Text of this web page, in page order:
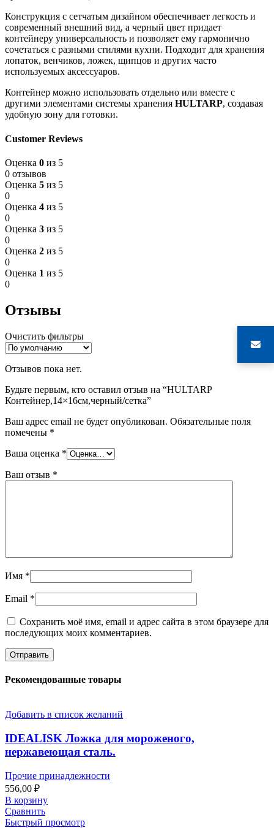
Конструкция с сетчатым дизайном обеспечивает легкость и
современный внешний вид, а черный цвет придает
контейнеру универсальность и позволяет ему гармонично
сочетаться с разными стилями кухни. Подходит для хранения
лопаток, венчиков, ложек, щипцов и других часто
используемых аксессуаров.
Контейнер можно использовать отдельно или вместе с
другими элементами системы хранения HULTARP, создавая
удобную зону для готовки.
Customer Reviews
Оценка 0 из 5
0 отзывов
Оценка 5 из 5
0
Оценка 4 из 5
0
Оценка 3 из 5
0
Оценка 2 из 5
0
Оценка 1 из 5
0
Отзывы
Очистить фильтры
Отзывов пока нет.
Будьте первым, кто оставил отзыв на “HULTARP
Контейнер,14×16см,черный/сетка”
Ваш адрес email не будет опубликован. Обязательные поля
помечены *
Ваша оценка *
Ваш отзыв *
Имя *
Email *
Сохранить моё имя, email и адрес сайта в этом браузере для
последующих моих комментариев.
Рекомендованные товары
Добавить в список желаний
IDEALISK Ложка для мороженого,
нержавеющая сталь.
Прочие принадлежности
556,00 ₽
В корзину
Сравнить
Быстрый просмотр